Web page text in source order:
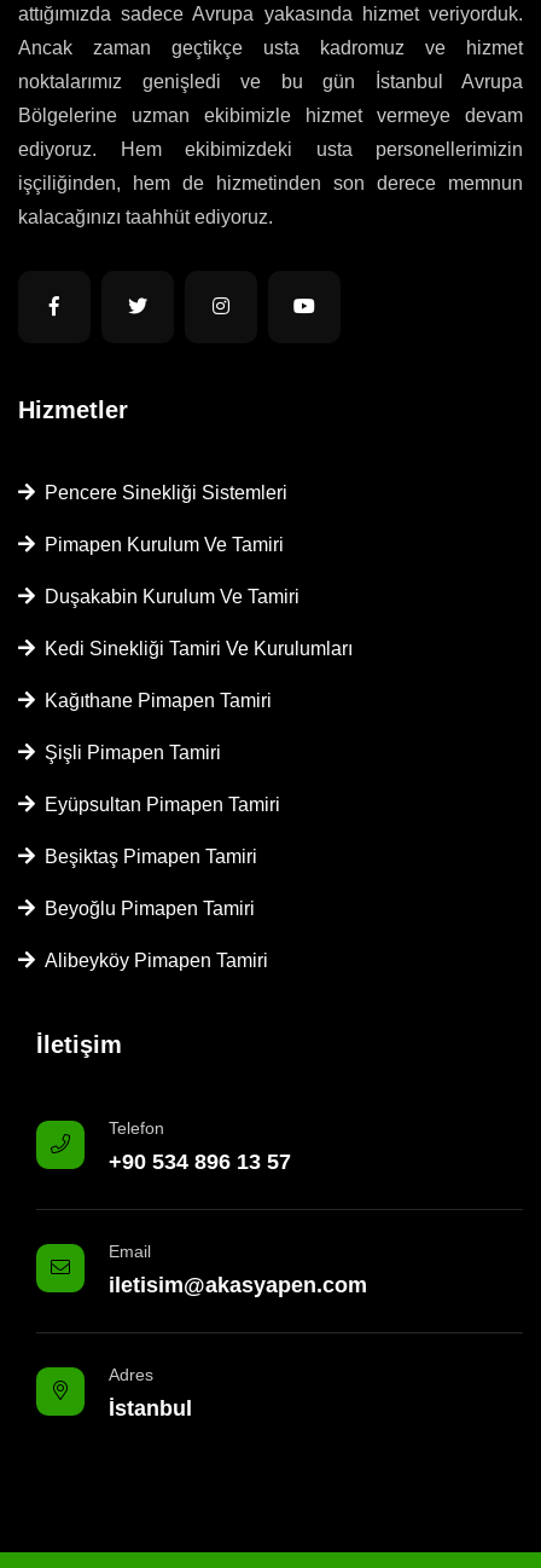
attığımızda sadece Avrupa yakasında hizmet veriyorduk.
Ancak zaman geçtikçe usta kadromuz ve hizmet
noktalarımız genişledi ve bu gün İstanbul Avrupa
Bölgelerine uzman ekibimizle hizmet vermeye devam
ediyoruz. Hem ekibimizdeki usta personellerimizin
işçiliğinden, hem de hizmetinden son derece memnun
kalacağınızı taahhüt ediyoruz.
Hizmetler
Pencere Sinekliği Sistemleri
Pimapen Kurulum Ve Tamiri
Duşakabin Kurulum Ve Tamiri
Kedi Sinekliği Tamiri Ve Kurulumları
Kağıthane Pimapen Tamiri
Şişli Pimapen Tamiri
Eyüpsultan Pimapen Tamiri
Beşiktaş Pimapen Tamiri
Beyoğlu Pimapen Tamiri
Alibeyköy Pimapen Tamiri
İletişim
Telefon
+90 534 896 13 57
Email
iletisim@akasyapen.com
Adres
İstanbul